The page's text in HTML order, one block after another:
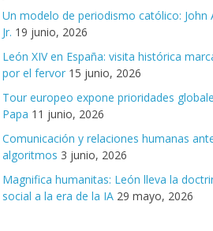
Un modelo de periodismo católico: John
Jr. 19 junio, 2026
León XIV en España: visita histórica
por el fervor 15 junio, 2026
Tour europeo expone prioridades
Papa 11 junio, 2026
Comunicación y relaciones humanas
algoritmos 3 junio, 2026
Magnifica humanitas: León lleva la
social a la era de la IA 29 mayo, 2026